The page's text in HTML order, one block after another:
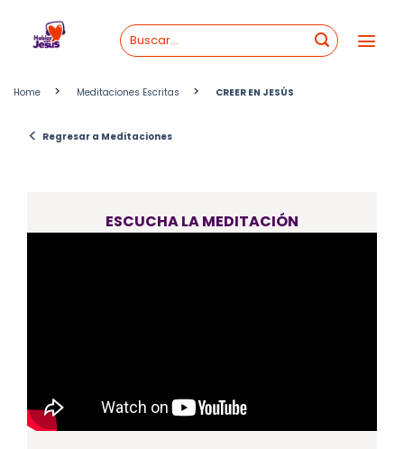
content
Home > Meditaciones Escritas > CREER EN JESÚS
< Regresar a Meditaciones
ESCUCHA LA MEDITACIÓN